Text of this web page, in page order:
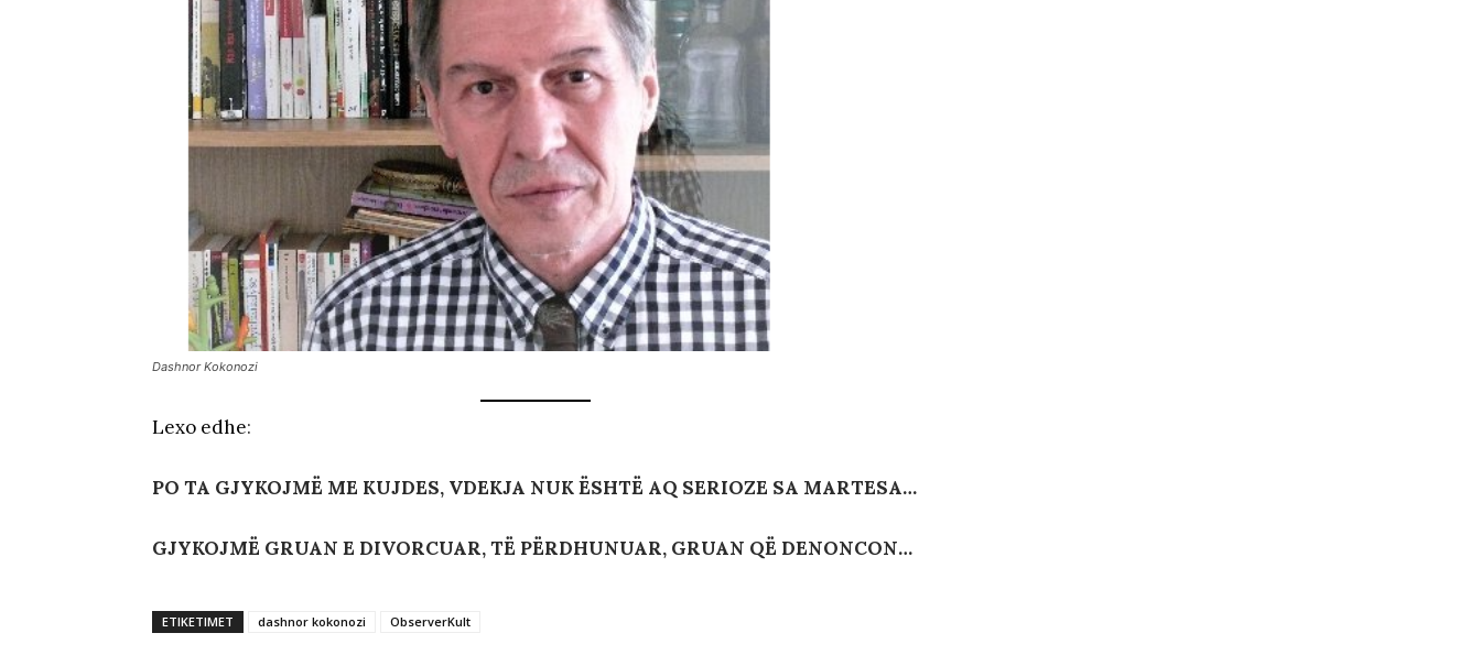
Dashnor Kokonozi
Lexo edhe:
PO TA GJYKOJMË ME KUJDES, VDEKJA NUK ËSHTË AQ SERIOZE SA MARTESA…
GJYKOJMË GRUAN E DIVORCUAR, TË PËRDHUNUAR, GRUAN QË DENONCON…
ETIKETIMET dashnor kokonozi ObserverKult